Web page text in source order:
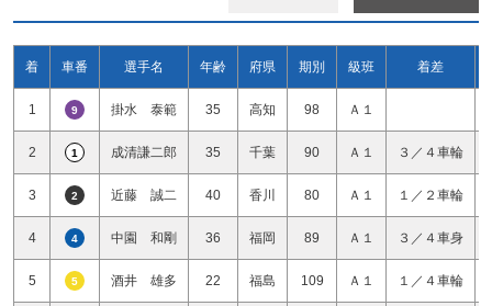
着 車番 選手名 年齢 府県 期別 級班 着差
1 9 掛水 泰範 35 高知 98 Ａ１
2 1 成清謙二郎 35 千葉 90 Ａ１ ３／４車輪
3 2 近藤 誠二 40 香川 80 Ａ１ １／２車輪
4 4 中園 和剛 36 福岡 89 Ａ１ ３／４車身
5 5 酒井 雄多 22 福島 109 Ａ１ １／４車輪